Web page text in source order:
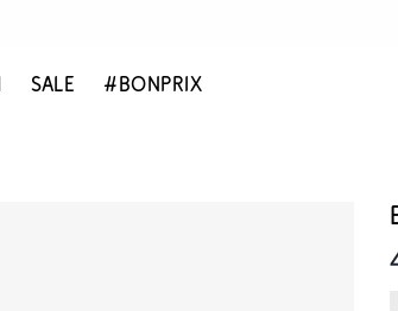
SALE #BONPRIX